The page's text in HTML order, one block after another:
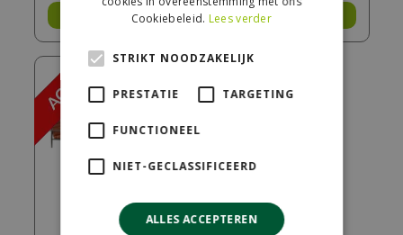
Bestel Bestel
Cookiebeleid. Lees verder
STRIKT NOODZAKELIJK
PRESTATIE TARGETING
FUNCTIONEEL
NIET-GECLASSIFICEERD
ALLES ACCEPTEREN